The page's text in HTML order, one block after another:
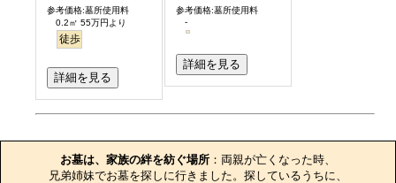
参考価格:墓所使用料
0.2㎡ 55万円より
徒歩
詳細を見る
参考価格:墓所使用料
-
詳細を見る
お墓は、家族の絆を紡ぐ場所 ：両親が亡くなった時、
兄弟姉妹でお墓を探しに行きました。探しているうちに、